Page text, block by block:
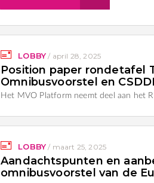
LOBBY / april 28, 2025
Position paper rondetafel
Omnibusvoorstel en
Het MVO Platform neemt deel aan het
LOBBY / maart 25, 2025
Aandachtspunten en
omnibusvoorstel van de